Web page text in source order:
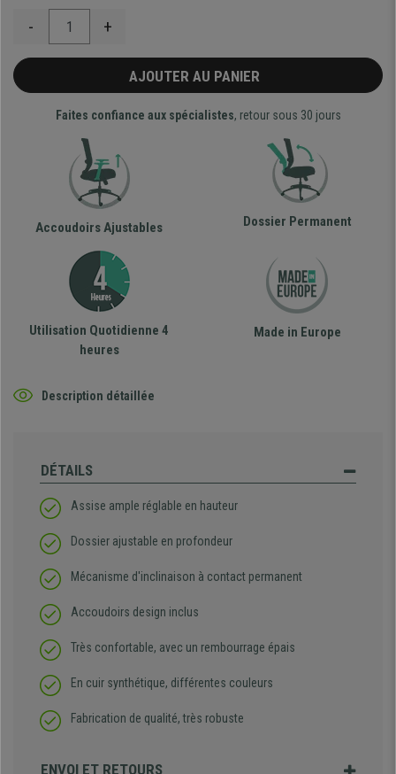
- +
AJOUTER AU PANIER
Faites confiance aux spécialistes, retour sous 30 jours
Accoudoirs Ajustables Dossier Permanent
Utilisation Quotidienne 4
heures
Made in Europe
Description détaillée
DÉTAILS
Assise ample réglable en hauteur
Dossier ajustable en profondeur
Mécanisme d'inclinaison à contact permanent
Accoudoirs design inclus
Très confortable, avec un rembourrage épais
En cuir synthétique, différentes couleurs
Fabrication de qualité, très robuste
ENVOI ET RETOURS